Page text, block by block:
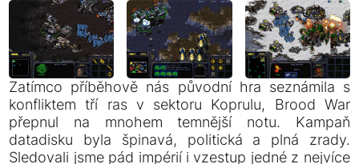
Zatímco příběhově nás původní hra seznámila s
konfliktem tří ras v sektoru Koprulu, Brood War
přepnul na mnohem temnější notu. Kampaň
datadisku byla špinavá, politická a plná zrady.
Sledovali jsme pád impérií i vzestup jedné z nejvíce